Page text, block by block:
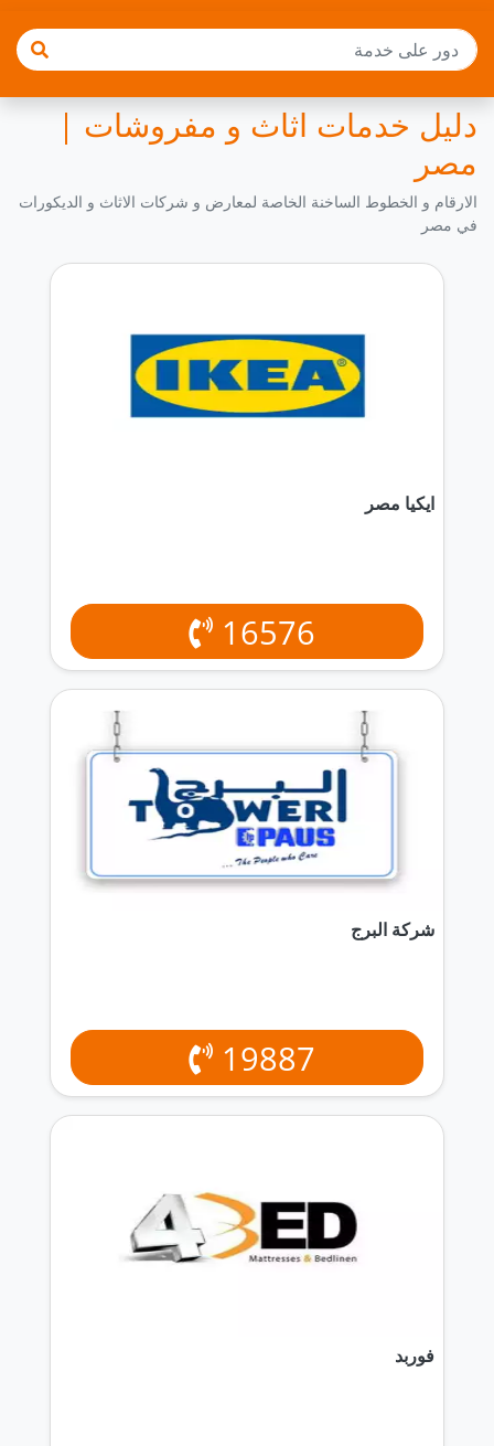
دليل خدمات اثاث و مفروشات |
مصر
الارقام و الخطوط الساخنة الخاصة لمعارض و شركات الاثاث و الديكورات
في مصر
ايكيا مصر
16576
شركة البرج
19887
فوربد